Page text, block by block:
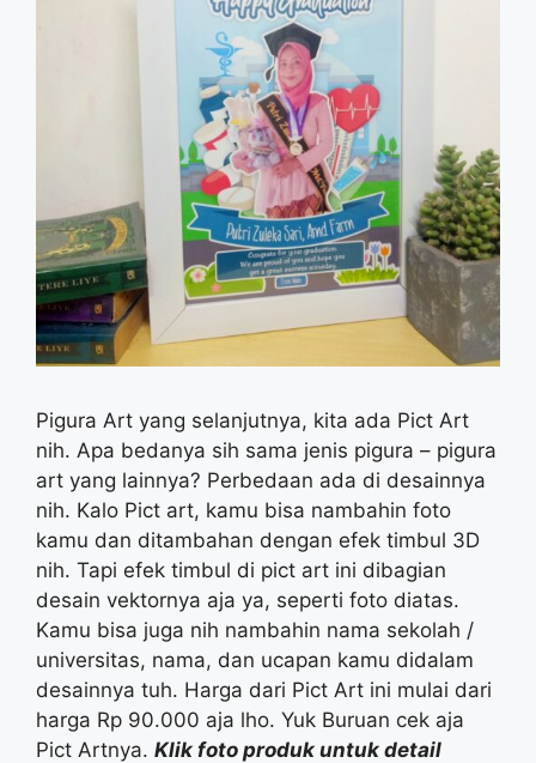
Pigura Art yang selanjutnya, kita ada Pict Art
nih. Apa bedanya sih sama jenis pigura – pigura
art yang lainnya? Perbedaan ada di desainnya
nih. Kalo Pict art, kamu bisa nambahin foto
kamu dan ditambahan dengan efek timbul 3D
nih. Tapi efek timbul di pict art ini dibagian
desain vektornya aja ya, seperti foto diatas.
Kamu bisa juga nih nambahin nama sekolah /
universitas, nama, dan ucapan kamu didalam
desainnya tuh. Harga dari Pict Art ini mulai dari
harga Rp 90.000 aja lho. Yuk Buruan cek aja
Pict Artnya. Klik foto produk untuk detail